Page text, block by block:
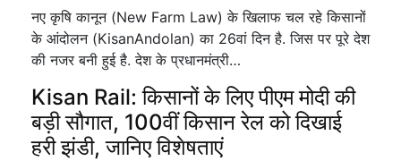
नए कृषि कानून (New Farm Law) के खिलाफ चल रहे किसानों
के आंदोलन (KisanAndolan) का 26वां दिन है. जिस पर पूरे देश
की नजर बनी हुई है. देश के प्रधानमंत्री…
Kisan Rail: किसानों के लिए पीएम मोदी की
बड़ी सौगात, 100वीं किसान रेल को दिखाई
हरी झंडी, जानिए विशेषताएं